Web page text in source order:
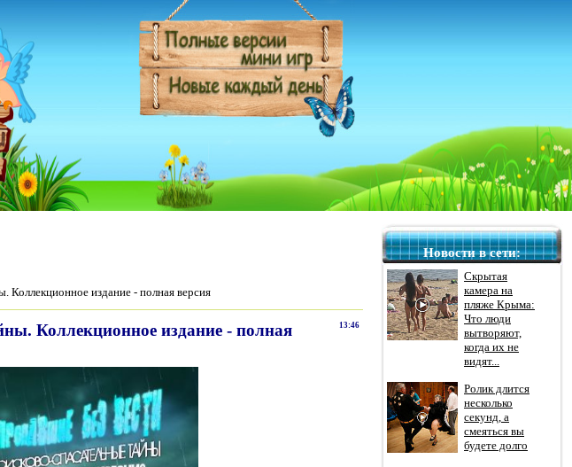
Коллекционное издание - полная версия
13:46
Коллекционное издание - полная
Новости в сети:
Скрытая
камера на
пляже Крыма:
Что люди
вытворяют,
когда их не
видят...
Ролик длится
несколько
секунд, а
смеяться вы
будете долго